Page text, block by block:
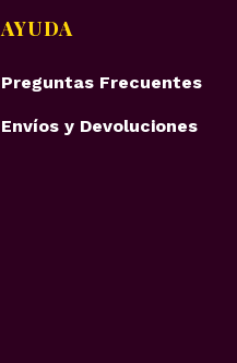
AYUDA
Preguntas Frecuentes
Envíos y Devoluciones